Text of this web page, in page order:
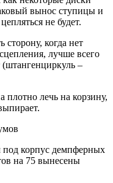
вынос ступицы и
не будет.
когда нет
лучше всего
–
лечь на корзину,
под корпус демпферных
на 75 вынесены